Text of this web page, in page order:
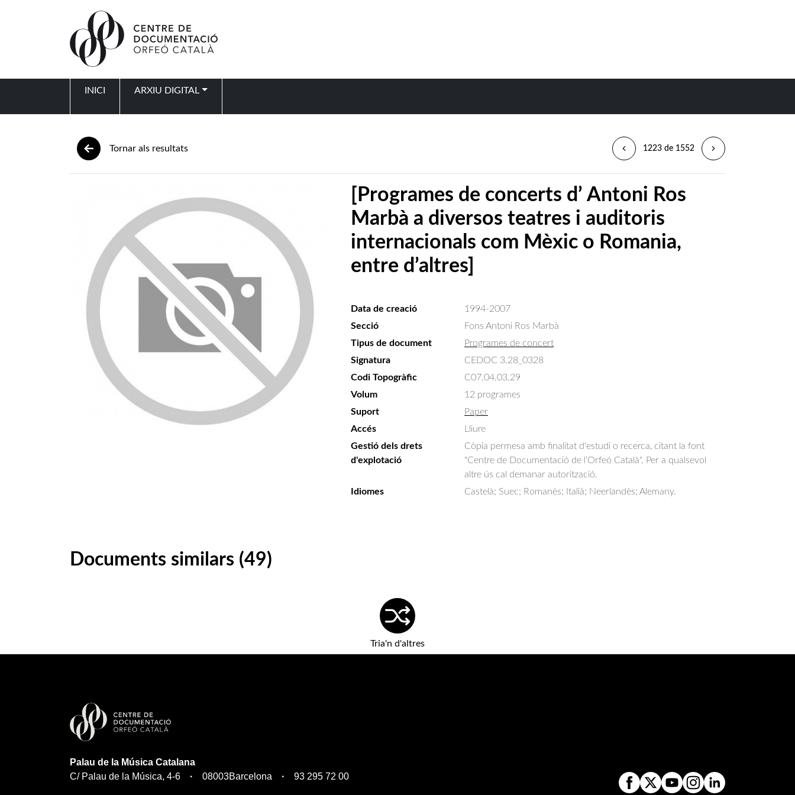
INICI ARXIU DIGITAL
Tornar als resultats 1223 de 1552
[Programes de concerts d’ Antoni Ros
Marbà a diversos teatres i auditoris
internacionals com Mèxic o Romania,
entre d’altres]
Data de creació
1994-2007
Secció
Fons Antoni Ros Marbà
Tipus de document
Programes de concert
Signatura
CEDOC 3.28_0328
Codi Topogràfic
C07.04.03.29
Volum
12 programes
Suport
Paper
Accés
Lliure
Gestió dels drets
d'explotació
Còpia permesa amb finalitat d'estudi o recerca, citant la font
"Centre de Documentació de l’Orfeó Català". Per a qualsevol
altre ús cal demanar autorització.
Idiomes
Castelà; Suec; Romanès; Italià; Neerlandès; Alemany.
Documents similars (49)
Tria'n d'altres
Palau de la Música Catalana
C/ Palau de la Música, 4-6
08003Barcelona 93 295 72 00